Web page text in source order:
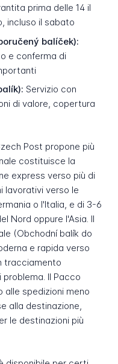
prima delle 14 il
incluso il sabato
balíček):
e conferma di
Servizio con
di valore, copertura
Post propone più
costituisce la
express verso più di
lavorativi verso le
o l'Italia, e di 3-6
Nord oppure l'Asia. Il
(Obchodní balík do
e rapida verso
tracciamento
Il Pacco
spedizioni meno
alla destinazione,
le destinazioni più